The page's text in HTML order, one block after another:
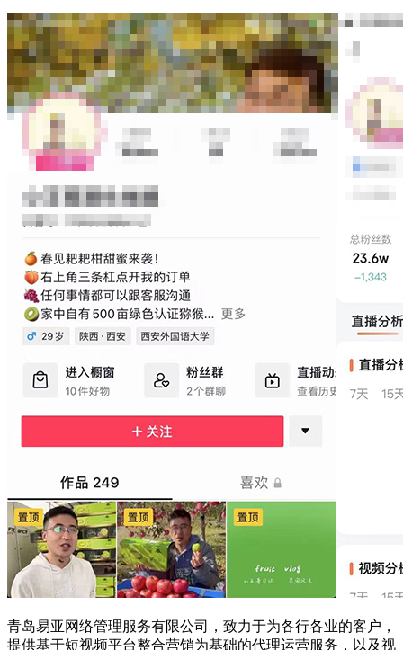
青岛易亚网络管理服务有限公司，致力于为各行各业的客户，
提供基于短视频平台整合营销为基础的代理运营服务，以及视